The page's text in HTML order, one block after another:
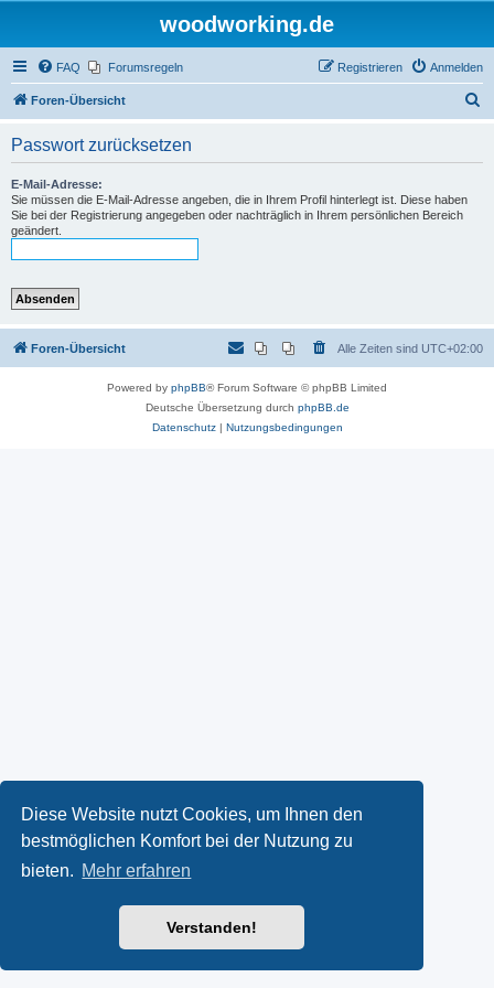
Diese Website nutzt Cookies, um Ihnen den
bestmöglichen Komfort bei der Nutzung zu
bieten. Mehr erfahren
Verstanden!
woodworking.de
FAQ Forumsregeln Anmelden
Registrieren
Foren-Übersicht
Passwort zurücksetzen
E-Mail-Adresse:
Sie müssen die E-Mail-Adresse angeben, die in Ihrem Profil hinterlegt ist. Diese haben
Sie bei der Registrierung angegeben oder nachträglich in Ihrem persönlichen Bereich
geändert.
Foren-Übersicht Alle Zeiten sind UTC+02:00
Powered by phpBB® Forum Software © phpBB Limited
Deutsche Übersetzung durch phpBB.de
Datenschutz| Nutzungsbedingungen